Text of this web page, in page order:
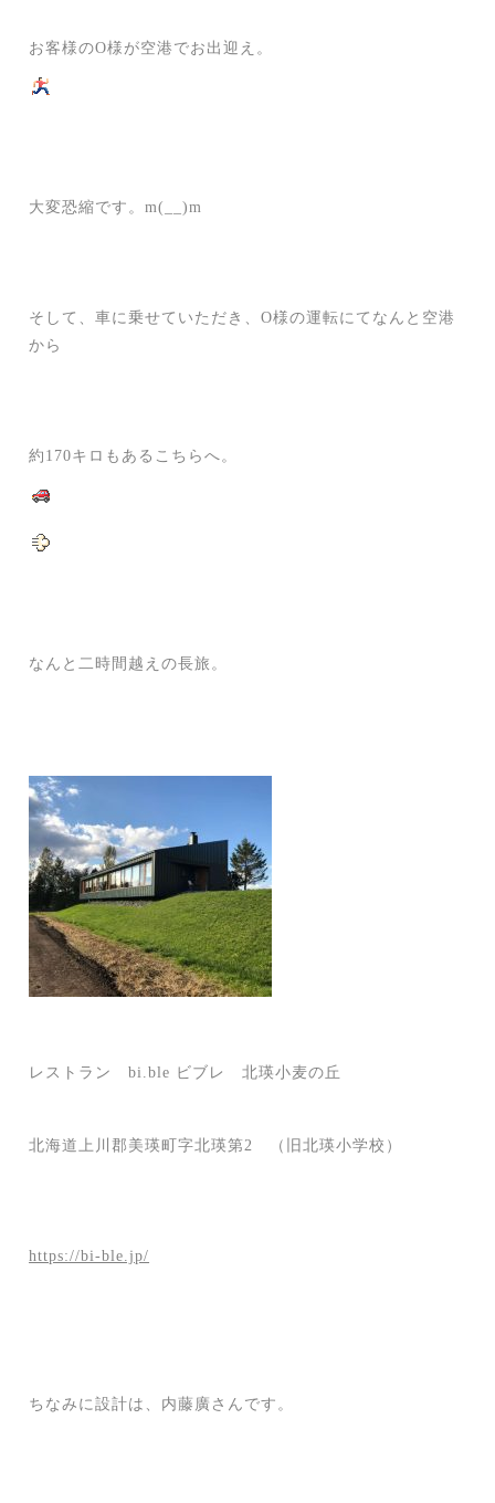
お客様のO様が空港でお出迎え。
大変恐縮です。m(__)m
そして、車に乗せていただき、O様の運転にてなんと空港
から
約170キロもあるこちらへ。
なんと二時間越えの長旅。
レストラン bi.ble ビブレ 北瑛小麦の丘
北海道上川郡美瑛町字北瑛第2 （旧北瑛小学校）
https://bi-ble.jp/
ちなみに設計は、内藤廣さんです。